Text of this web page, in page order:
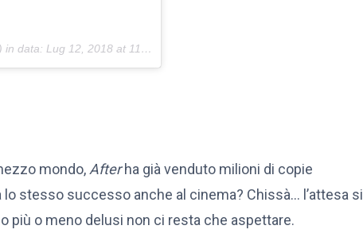
in data: Lug 12, 2018 at 11:44 PDT
mondo, Afterha già venduto milioni di copie
stesso successo anche al cinema? Chissà… l’attesa si
più o meno delusi non ci resta che aspettare.